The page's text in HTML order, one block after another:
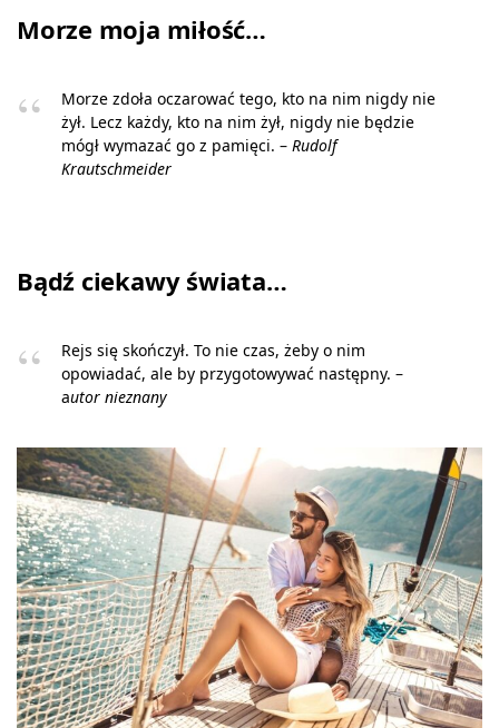
Morze moja miłość…
Morze zdoła oczarować tego, kto na nim nigdy nie
żył. Lecz każdy, kto na nim żył, nigdy nie będzie
mógł wymazać go z pamięci. – Rudolf
Krautschmeider
Bądź ciekawy świata…
Rejs się skończył. To nie czas, żeby o nim
opowiadać, ale by przygotowywać następny. –
autor nieznany